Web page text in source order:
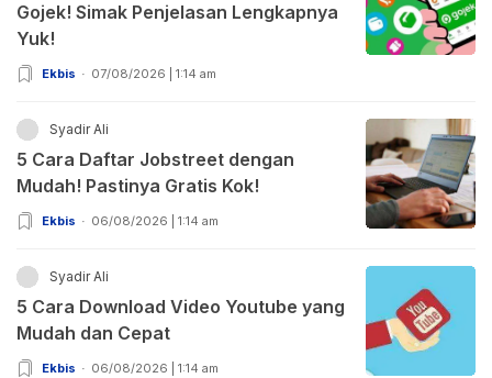
Gojek! Simak Penjelasan Lengkapnya
Yuk!
Ekbis 07/08/2026 | 1:14 am
Syadir Ali
5 Cara Daftar Jobstreet dengan
Mudah! Pastinya Gratis Kok!
Ekbis 06/08/2026 | 1:14 am
Syadir Ali
5 Cara Download Video Youtube yang
Mudah dan Cepat
Ekbis 06/08/2026 | 1:14 am